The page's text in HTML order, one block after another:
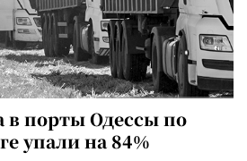
в порты Одессы по
упали на 84%